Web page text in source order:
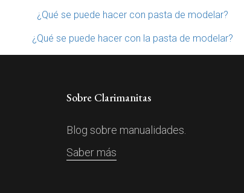
¿Qué se puede hacer con pasta de modelar?
¿Qué se puede hacer con la pasta de modelar?
Sobre Clarimanitas
Blog sobre manualidades.
Saber más